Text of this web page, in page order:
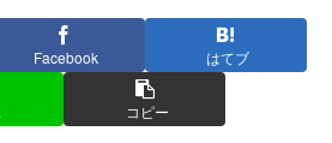
Facebook はてブ
コピー